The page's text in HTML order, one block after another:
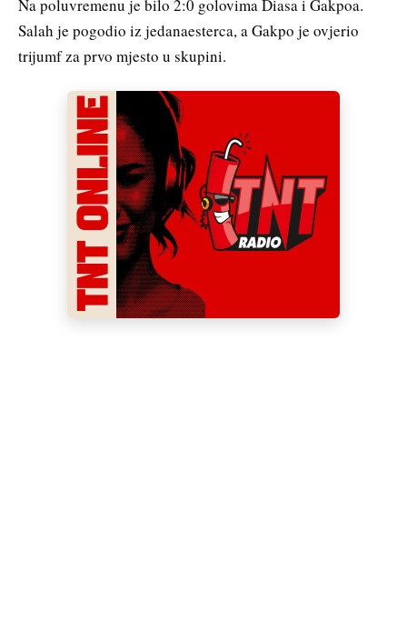
Na poluvremenu je bilo 2:0 golovima Diasa i Gakpoa.
Salah je pogodio iz jedanaesterca, a Gakpo je ovjerio
trijumf za prvo mjesto u skupini.